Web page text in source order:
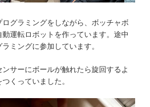
グラミングをしながら、ボッチャボ
運転ロボットを作っています。途中
ミングに参加しています。
サーにボールが触れたら旋回するよ
くっていました。